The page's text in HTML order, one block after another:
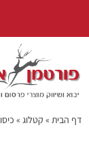
דף הבית » קטלוג »